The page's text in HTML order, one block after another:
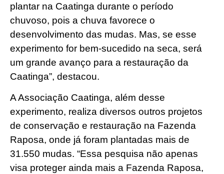
plantar na Caatinga durante o período
chuvoso, pois a chuva favorece o
desenvolvimento das mudas. Mas, se esse
experimento for bem-sucedido na seca, será
um grande avanço para a restauração da
Caatinga”, destacou.
A Associação Caatinga, além desse
experimento, realiza diversos outros projetos
de conservação e restauração na Fazenda
Raposa, onde já foram plantadas mais de
31.550 mudas. “Essa pesquisa não apenas
visa proteger ainda mais a Fazenda Raposa,